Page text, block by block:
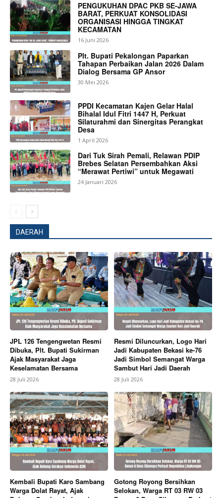
News Week
Magazine PRO
PENGUKUHAN DPAC PKB SE-JAWA
BARAT, PERKUAT KONSOLIDASI
ORGANISASI HINGGA TINGKAT
KECAMATAN
16 Juni 2026
Plt. Bupati Pekalongan Paparkan
Tahapan Perbaikan Jalan 2026 Dalam
Dialog Bersama GP Ansor
30 Mei 2026
PPDI Kecamatan Kajen Gelar Halal
Bihalal Idul Fitri 1447 H, Perkuat
Silaturahmi dan Sinergitas Perangkat
Desa
1 April 2026
Dari Tuk Sirah Pemali, Relawan PDIP
Brebes Selatan Persembahkan Aksi
“Merawat Pertiwi” untuk Megawati
24 Januari 2026
DAERAH
JPL 126 Tengengwetan Resmi
Dibuka, Plt. Bupati Sukirman
Ajak Masyarakat Jaga
Keselamatan Bersama
28 Juli 2026
Resmi Diluncurkan, Logo Hari
Jadi Kabupaten Bekasi ke-76
Jadi Simbol Semangat Warga
Sambut Hari Jadi Daerah
28 Juli 2026
Kembali Bupati Karo Sambang
Warga Dolat Rayat, Ajak
Gotong Royong Bersihkan
Selokan, Warga RT 03 RW 03